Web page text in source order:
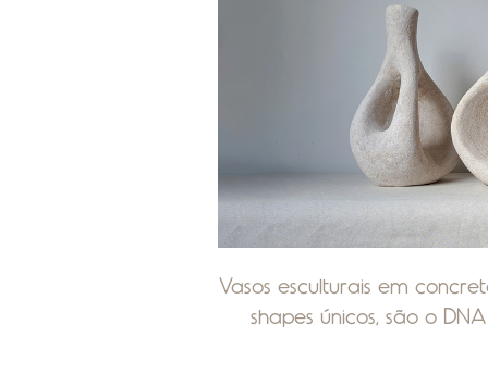
Vasos esculturais em
shapes únicos, são o